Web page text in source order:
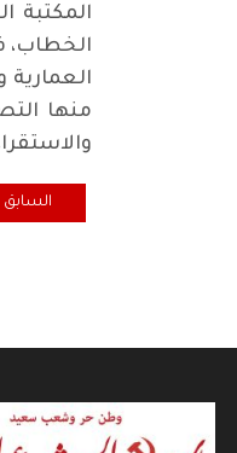
المكتبة
الخطاب،
منها
المقال
السابق